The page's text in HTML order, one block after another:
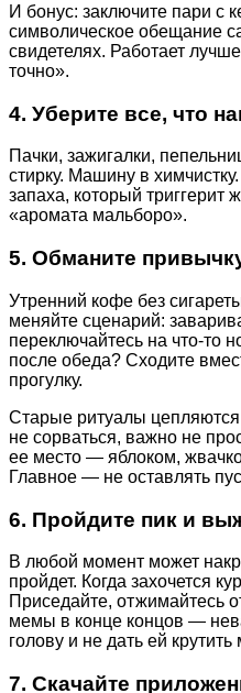
И бонус: заключите пари с
символическое обещание
свидетелях. Работает
точно».
4. Уберите все, что
Пачки, зажигалки,
стирку. Машину в
запаха, который
«аромата мальборо».
5. Обманите
Утренний кофе без
меняйте сценарий:
переключайтесь на что-то
после обеда? Сходите
прогулку.
Старые ритуалы
не сорваться, важно не
ее место — яблоком,
Главное — не оставлять
6. Пройдите пик и
В любой момент может
пройдет. Когда захочется
Приседайте, отжимайтесь
мемы в конце концов —
голову и не дать ей
7. Скачайте